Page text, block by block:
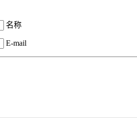
名称
E-mail